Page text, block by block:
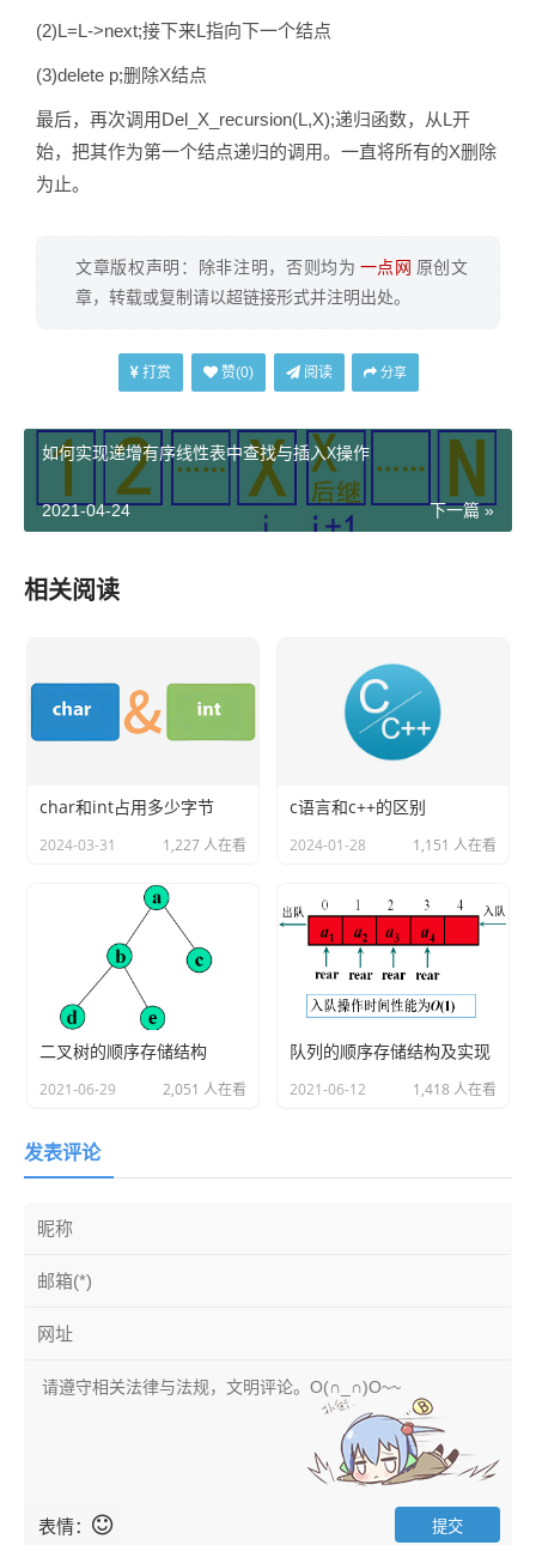
(2)L=L->next;接下来L指向下一个结点
(3)delete p;删除X结点
最后，再次调用Del_X_recursion(L,X);递归函数，从L开
始，把其作为第一个结点递归的调用。一直将所有的X删除
为止。
文章版权声明：除非注明，否则均为 一点网 原创文
章，转载或复制请以超链接形式并注明出处。
打赏 赞(0) 阅读 分享
如何实现递增有序线性表中查找与插入X操作
下一篇 »
2021-04-24
相关阅读
char和int占用多少字节
2024-03-31 1,227 人在看
c语言和c++的区别
2024-01-28 1,151 人在看
二叉树的顺序存储结构
2021-06-29 2,051 人在看
队列的顺序存储结构及实现
2021-06-12 1,418 人在看
发表评论
表情：